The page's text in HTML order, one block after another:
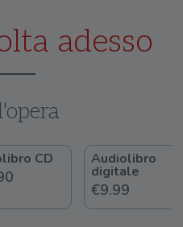
adesso
CD Audiolibro
digitale
€9.99